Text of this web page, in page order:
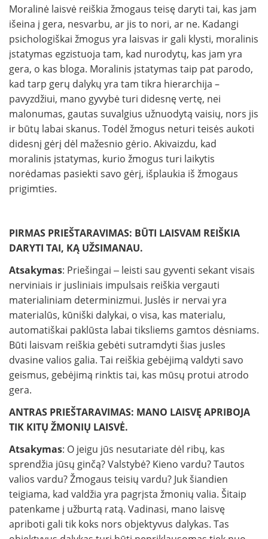
Moralinė laisvė reiškia žmogaus teisę daryti tai, kas jam
išeina į gera, nesvarbu, ar jis to nori, ar ne. Kadangi
psichologiškai žmogus yra laisvas ir gali klysti, moralinis
įstatymas egzistuoja tam, kad nurodytų, kas jam yra
gera, o kas bloga. Moralinis įstatymas taip pat parodo,
kad tarp gerų dalykų yra tam tikra hierarchija –
pavyzdžiui, mano gyvybė turi didesnę vertę, nei
malonumas, gautas suvalgius užnuodytą vaisių, nors jis
ir būtų labai skanus. Todėl žmogus neturi teisės aukoti
didesnį gėrį dėl mažesnio gėrio. Akivaizdu, kad
moralinis įstatymas, kurio žmogus turi laikytis
norėdamas pasiekti savo gėrį, išplaukia iš žmogaus
prigimties.
PIRMAS PRIEŠTARAVIMAS: BŪTI LAISVAM REIŠKIA
DARYTI TAI, KĄ UŽSIMANAU.
Atsakymas: Priešingai ‒ leisti sau gyventi sekant visais
nerviniais ir jusliniais impulsais reiškia vergauti
materialiniam determinizmui. Juslės ir nervai yra
materialūs, kūniški dalykai, o visa, kas materialu,
automatiškai paklūsta labai tiksliems gamtos dėsniams.
Būti laisvam reiškia gebėti sutramdyti šias jusles
dvasine valios galia. Tai reiškia gebėjimą valdyti savo
geismus, gebėjimą rinktis tai, kas mūsų protui atrodo
gera.
ANTRAS PRIEŠTARAVIMAS: MANO LAISVĘ APRIBOJA
TIK KITŲ ŽMONIŲ LAISVĖ.
Atsakymas: O jeigu jūs nesutariate dėl ribų, kas
sprendžia jūsų ginčą? Valstybė? Kieno vardu? Tautos
valios vardu? Žmogaus teisių vardu? Juk šiandien
teigiama, kad valdžia yra pagrįsta žmonių valia. Šitaip
patenkame į užburtą ratą. Vadinasi, mano laisvę
apriboti gali tik koks nors objektyvus dalykas. Tas